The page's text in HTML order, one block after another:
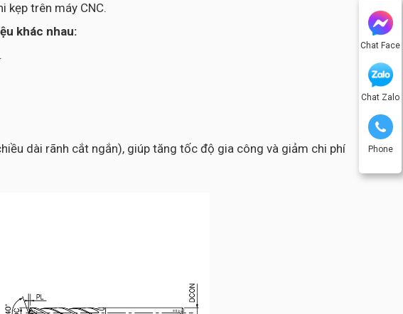
Chat Face
Chat Zalo
Phone
kẹp trên máy CNC.
khác nhau:
dài rãnh cắt ngắn), giúp tăng tốc độ gia công và giảm chi phí